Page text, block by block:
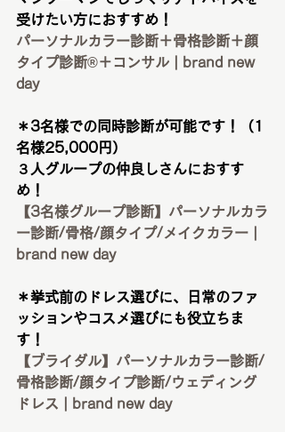
受けたい方におすすめ！
パーソナルカラー診断＋骨格診断＋顔
タイプ診断®︎＋コンサル | brand new
day
＊3名様での同時診断が可能です！（1
名様25,000円）
３人グループの仲良しさんにおすす
め！
【3名様グループ診断】パーソナルカラ
ー診断/骨格/顔タイプ/メイクカラー |
brand new day
＊挙式前のドレス選びに、日常のファ
ッションやコスメ選びにも役立ちま
す！
【ブライダル】パーソナルカラー診断/
骨格診断/顔タイプ診断/ウェディング
ドレス | brand new day